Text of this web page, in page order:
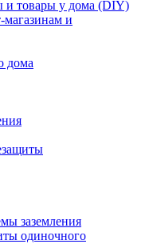
и товары у дома (DIY)
и
дома
заземления
одиночного